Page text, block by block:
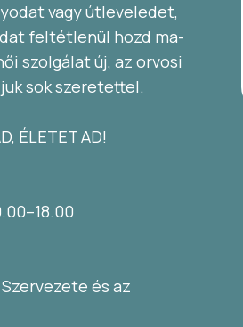
vagy útleveledet,
feltétlenül hozd ma-
szolgálat új, az orvosi
sok szeretettel.
ÉLETET AD!
és az